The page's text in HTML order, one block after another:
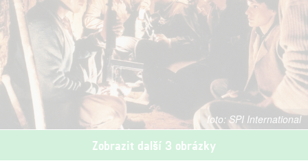
SPI International
Zobrazit další 3 obrázky